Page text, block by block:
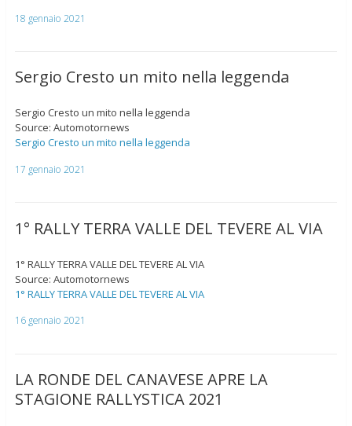
18 gennaio 2021
Sergio Cresto un mito nella leggenda
Sergio Cresto un mito nella leggenda
Source: Automotornews
Sergio Cresto un mito nella leggenda
17 gennaio 2021
1° RALLY TERRA VALLE DEL TEVERE AL VIA
1° RALLY TERRA VALLE DEL TEVERE AL VIA
Source: Automotornews
1° RALLY TERRA VALLE DEL TEVERE AL VIA
16 gennaio 2021
LA RONDE DEL CANAVESE APRE LA
STAGIONE RALLYSTICA 2021